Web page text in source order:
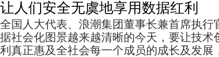
让人们安全无虞地享用数据红利
全国人大代表、浪潮集团董事长兼首席执行
据社会化图景越来越清晰的今天，要让技术
利真正惠及全社会每一个成员的成长及发展